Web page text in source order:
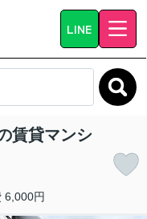
LINE
賃貸マンシ
6,000円